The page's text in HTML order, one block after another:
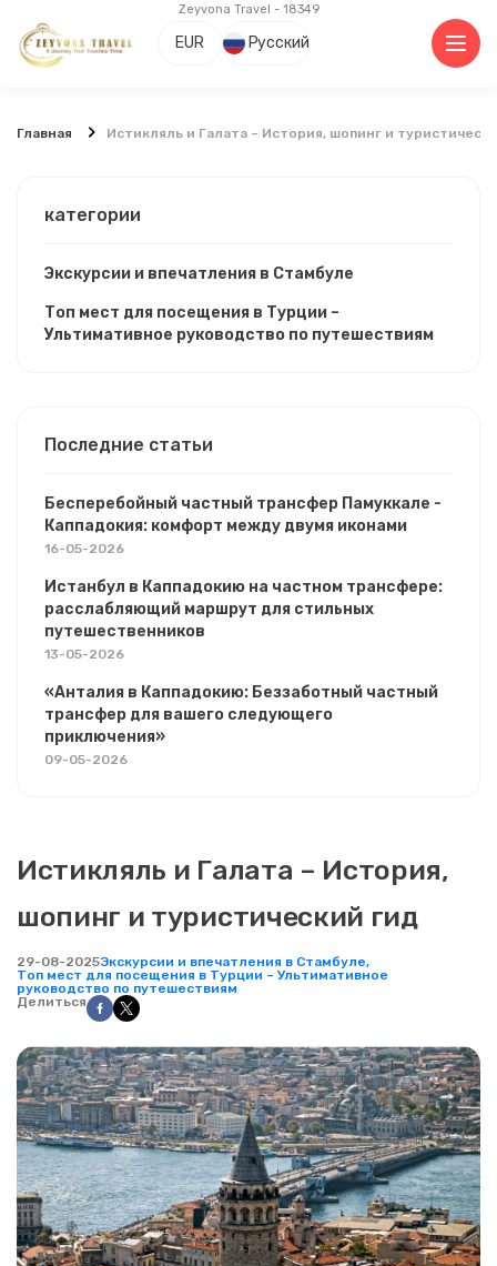
Zeyvona Travel - 18349
EUR Русский
Главная Истикляль и Галата – История, шопинг и
Истикляль и Галата – История,
шопинг и туристический гид
29-08-2025Экскурсии и впечатления в Стамбуле,
Топ мест для посещения в Турции – Ультимативное
руководство по путешествиям
Делиться
категории
Экскурсии и впечатления в Стамбуле
Топ мест для посещения в Турции –
Ультимативное руководство по путешествиям
Последние статьи
Бесперебойный частный трансфер Памуккале -
Каппадокия: комфорт между двумя иконами
16-05-2026
Истанбул в Каппадокию на частном трансфере:
расслабляющий маршрут для стильных
путешественников
13-05-2026
«Анталия в Каппадокию: Беззаботный частный
трансфер для вашего следующего
приключения»
09-05-2026